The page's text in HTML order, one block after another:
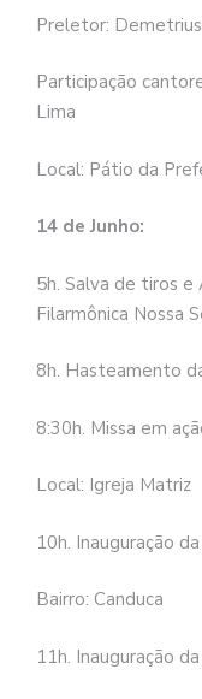
Preletor:
Participação
Lima
Local: Pátio da
14 de Junho:
5h. Salva de tiros
Filarmônica Nossa
8h. Hasteamento
8:30h. Missa em
Local: Igreja Matriz
10h. Inauguração
Bairro: Canduca
11h. Inauguração